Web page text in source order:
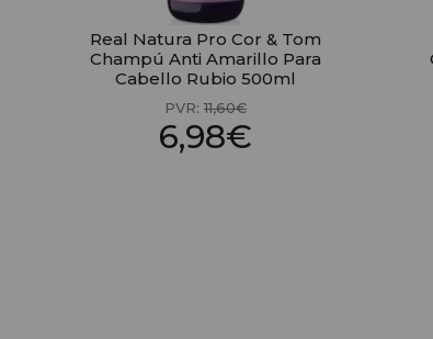
Real Natura Pro Cor & Tom
Champú Anti Amarillo Para
Cabello Rubio 500ml
PVR: 11,60€
6,98€